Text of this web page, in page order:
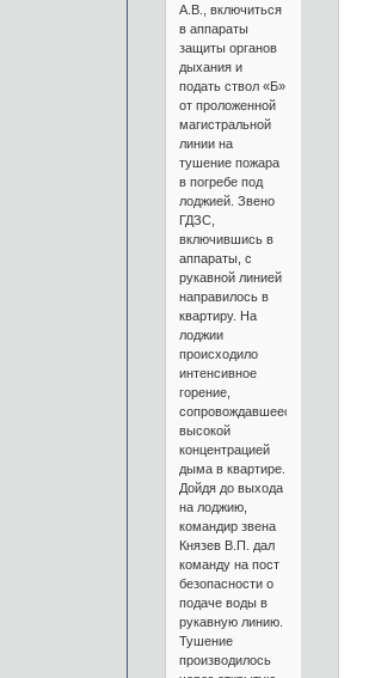
А.В., включиться
в аппараты
защиты органов
дыхания и
подать ствол «Б»
от проложенной
магистральной
линии на
тушение пожара
в погребе под
лоджией. Звено
ГДЗС,
включившись в
аппараты, с
рукавной линией
направилось в
квартиру. На
лоджии
происходило
интенсивное
горение,
сопровождавшееся
высокой
концентрацией
дыма в квартире.
Дойдя до выхода
на лоджию,
командир звена
Князев В.П. дал
команду на пост
безопасности о
подаче воды в
рукавную линию.
Тушение
производилось